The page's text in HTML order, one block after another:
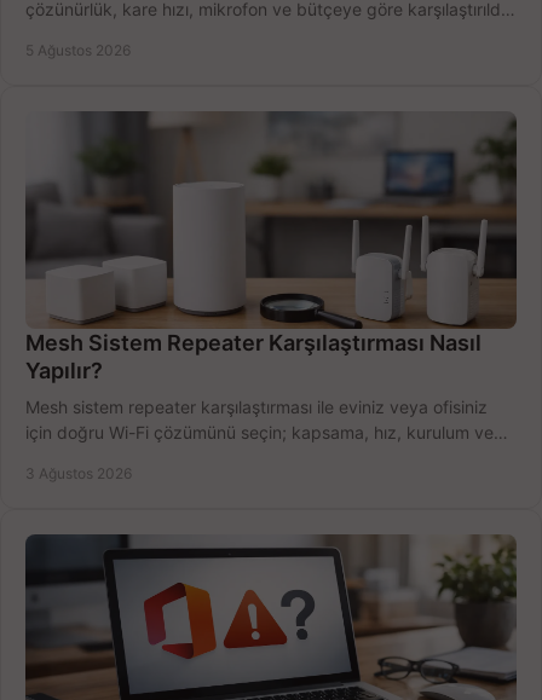
çözünürlük, kare hızı, mikrofon ve bütçeye göre karşılaştırıldı.
5 Ağustos 2026
Mesh Sistem Repeater Karşılaştırması Nasıl
Yapılır?
Mesh sistem repeater karşılaştırması ile eviniz veya ofisiniz
için doğru Wi-Fi çözümünü seçin; kapsama, hız, kurulum ve
3 Ağustos 2026